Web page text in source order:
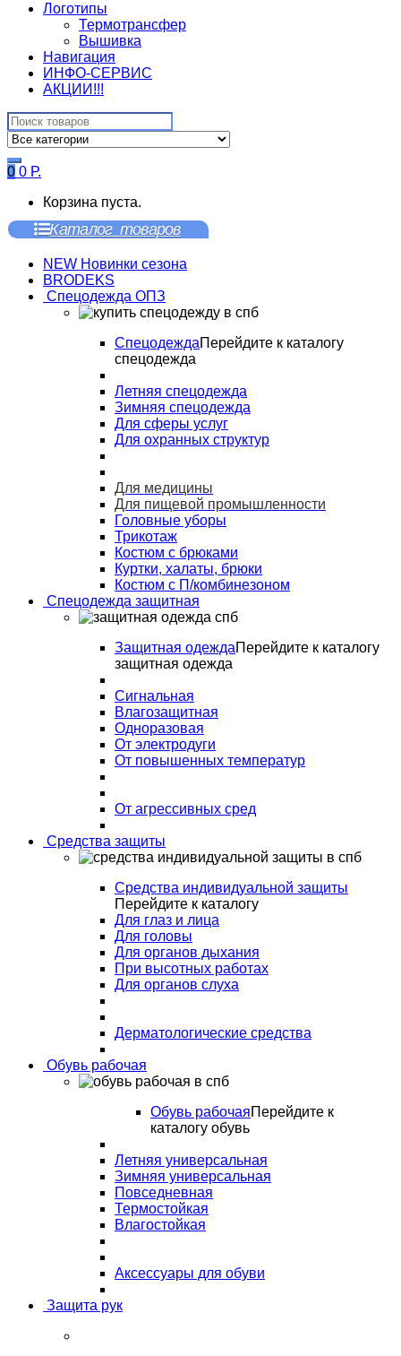
Логотипы
Термотрансфер
Вышивка
Навигация
ИНФО-СЕРВИС
АКЦИИ!!!
Search
for:
0 0 Р.
Корзина пуста.
Каталог товаров
NEW Новинки сезона
BRODEKS
Спецодежда ОПЗ
СпецодеждаПерейдите к каталогу
спецодежда
Летняя спецодежда
Зимняя спецодежда
Для сферы услуг
Для охранных структур
Для медицины
Для пищевой промышленности
Головные уборы
Трикотаж
Костюм с брюками
Куртки, халаты, брюки
Костюм с П/комбинезоном
Спецодежда защитная
Защитная одеждаПерейдите к каталогу
защитная одежда
Сигнальная
Влагозащитная
Одноразовая
От электродуги
От повышенных температур
От агрессивных сред
Средства защиты
Средства индивидуальной защиты
Перейдите к каталогу
Для глаз и лица
Для головы
Для органов дыхания
При высотных работах
Для органов слуха
Дерматологические средства
Обувь рабочая
Обувь рабочаяПерейдите к
каталогу обувь
Летняя универсальная
Зимняя универсальная
Повседневная
Термостойкая
Влагостойкая
Аксессуары для обуви
Защита рук